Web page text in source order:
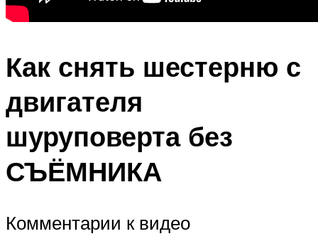
Как снять шестерню с
двигателя
шуруповерта без
СЪЁМНИКА
Комментарии к видео